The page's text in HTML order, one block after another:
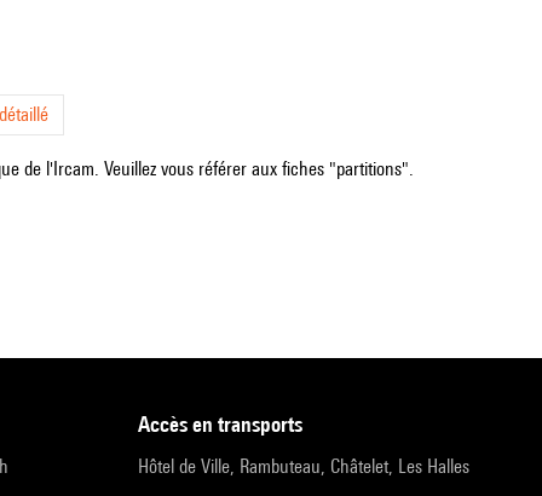
de l'Ircam. Veuillez vous référer aux fiches "partitions".
accès en transports
Hôtel de Ville, Rambuteau, Châtelet, Les Halles